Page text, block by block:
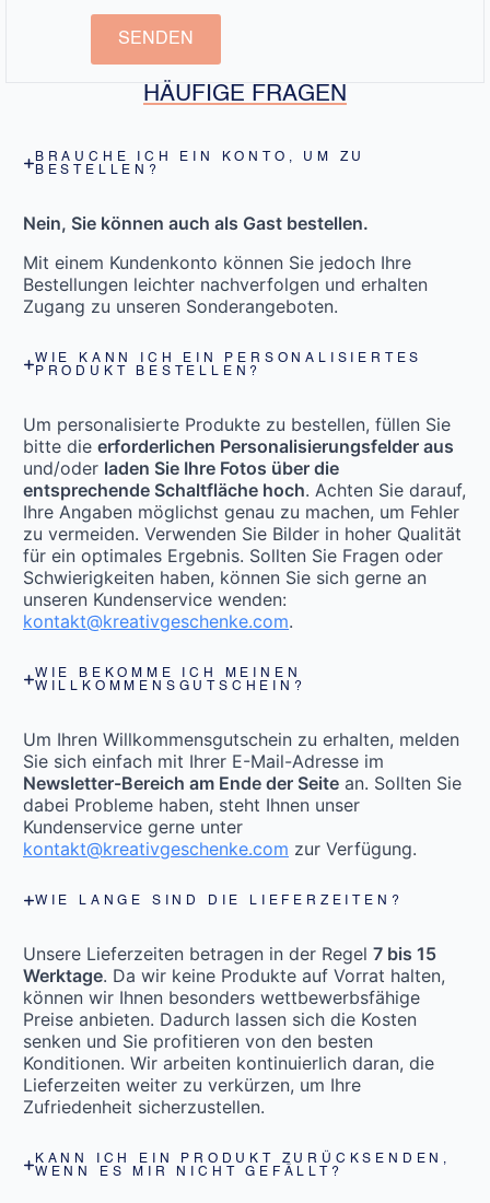
SENDEN
HÄUFIGE FRAGEN
BRAUCHE ICH EIN KONTO, UM ZU
BESTELLEN?
Nein, Sie können auch als Gast bestellen.
Mit einem Kundenkonto können Sie jedoch Ihre
Bestellungen leichter nachverfolgen und erhalten
Zugang zu unseren Sonderangeboten.
WIE KANN ICH EIN PERSONALISIERTES
PRODUKT BESTELLEN?
Um personalisierte Produkte zu bestellen, füllen Sie
bitte die erforderlichen Personalisierungsfelder aus
und/oder laden Sie Ihre Fotos über die
entsprechende Schaltfläche hoch. Achten Sie darauf,
Ihre Angaben möglichst genau zu machen, um Fehler
zu vermeiden. Verwenden Sie Bilder in hoher Qualität
für ein optimales Ergebnis. Sollten Sie Fragen oder
Schwierigkeiten haben, können Sie sich gerne an
unseren Kundenservice wenden:
kontakt@kreativgeschenke.com.
WIE BEKOMME ICH MEINEN
WILLKOMMENSGUTSCHEIN?
Um Ihren Willkommensgutschein zu erhalten, melden
Sie sich einfach mit Ihrer E-Mail-Adresse im
Newsletter-Bereich am Ende der Seite an. Sollten Sie
dabei Probleme haben, steht Ihnen unser
Kundenservice gerne unter
kontakt@kreativgeschenke.com zur Verfügung.
WIE LANGE SIND DIE LIEFERZEITEN?
Unsere Lieferzeiten betragen in der Regel 7 bis 15
Werktage. Da wir keine Produkte auf Vorrat halten,
können wir Ihnen besonders wettbewerbsfähige
Preise anbieten. Dadurch lassen sich die Kosten
senken und Sie profitieren von den besten
Konditionen. Wir arbeiten kontinuierlich daran, die
Lieferzeiten weiter zu verkürzen, um Ihre
Zufriedenheit sicherzustellen.
KANN ICH EIN PRODUKT ZURÜCKSENDEN,
WENN ES MIR NICHT GEFÄLLT?